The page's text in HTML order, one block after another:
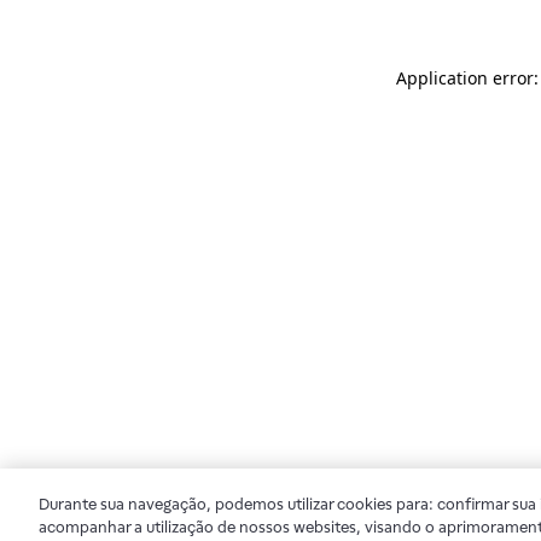
Application
Durante sua navegação, podemos utilizar cookies para: confirmar
acompanhar a utilização de nossos websites, visando o